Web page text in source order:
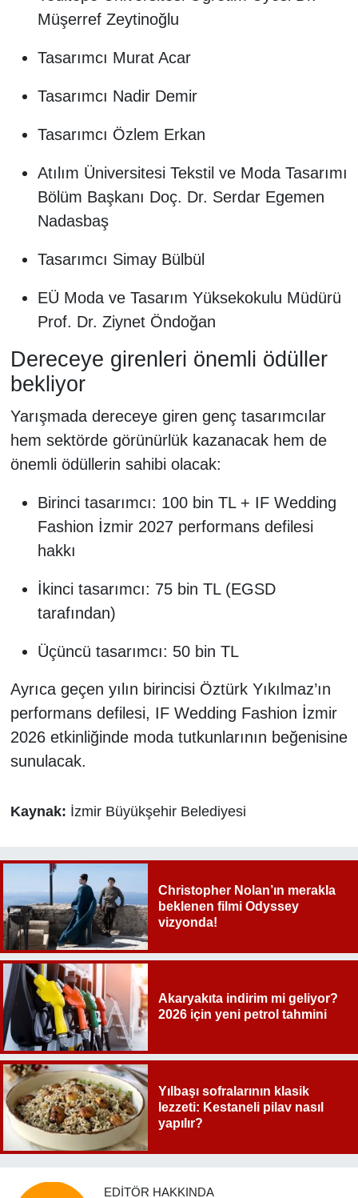
Müşerref Zeytinoğlu
Tasarımcı Murat Acar
Tasarımcı Nadir Demir
Tasarımcı Özlem Erkan
Atılım Üniversitesi Tekstil ve Moda Tasarımı
Bölüm Başkanı Doç. Dr. Serdar Egemen
Nadasbaş
Tasarımcı Simay Bülbül
EÜ Moda ve Tasarım Yüksekokulu Müdürü
Prof. Dr. Ziynet Öndoğan
Dereceye girenleri önemli ödüller
bekliyor
Yarışmada dereceye giren genç tasarımcılar
hem sektörde görünürlük kazanacak hem de
önemli ödüllerin sahibi olacak:
Birinci tasarımcı: 100 bin TL + IF Wedding
Fashion İzmir 2027 performans defilesi
hakkı
İkinci tasarımcı: 75 bin TL (EGSD
tarafından)
Üçüncü tasarımcı: 50 bin TL
Ayrıca geçen yılın birincisi Öztürk Yıkılmaz’ın
performans defilesi, IF Wedding Fashion İzmir
2026 etkinliğinde moda tutkunlarının beğenisine
sunulacak.
Kaynak: İzmir Büyükşehir Belediyesi
Christopher Nolan’ın merakla
beklenen filmi Odyssey
vizyonda!
Akaryakıta indirim mi geliyor?
2026 için yeni petrol tahmini
Yılbaşı sofralarının klasik
lezzeti: Kestaneli pilav nasıl
yapılır?
EDITÖR HAKKINDA